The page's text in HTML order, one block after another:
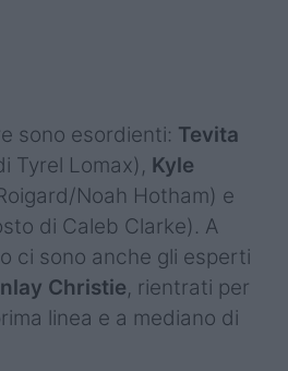
sono esordienti: Tevita
Tyrel Lomax), Kyle
Noah Hotham) e
di Caleb Clarke). A
ci sono anche gli esperti
Christie, rientrati per
linea e a mediano di